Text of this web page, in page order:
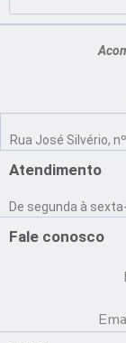
Rua José Silvério,
Atendimento
De segunda à
Fale conosco